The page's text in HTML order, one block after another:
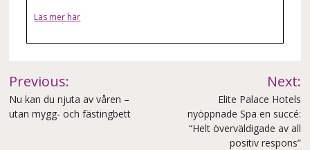
Läs mer här
Inläggsnavigering
Previous:
Nu kan du njuta av våren –
utan mygg- och fästingbett
Next:
Elite Palace Hotels
nyöppnade Spa en succé:
“Helt överväldigade av all
positiv respons”